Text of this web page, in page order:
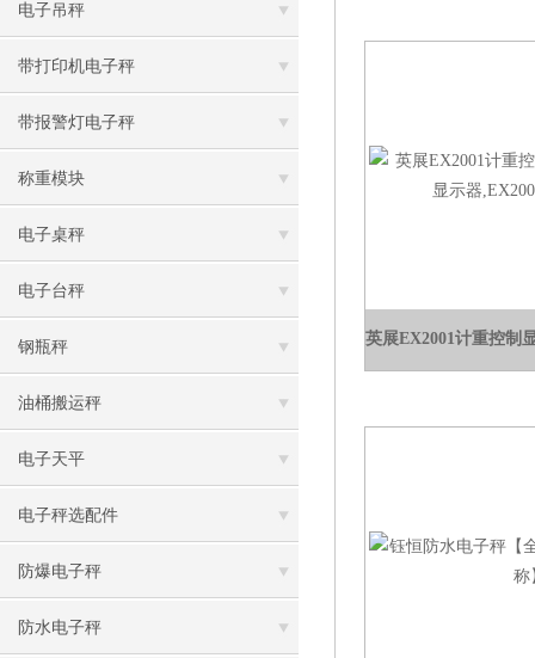
电子吊秤
带打印机电子秤
带报警灯电子秤
称重模块
电子桌秤
电子台秤
钢瓶秤
油桶搬运秤
电子天平
电子秤选配件
防爆电子秤
防水电子秤